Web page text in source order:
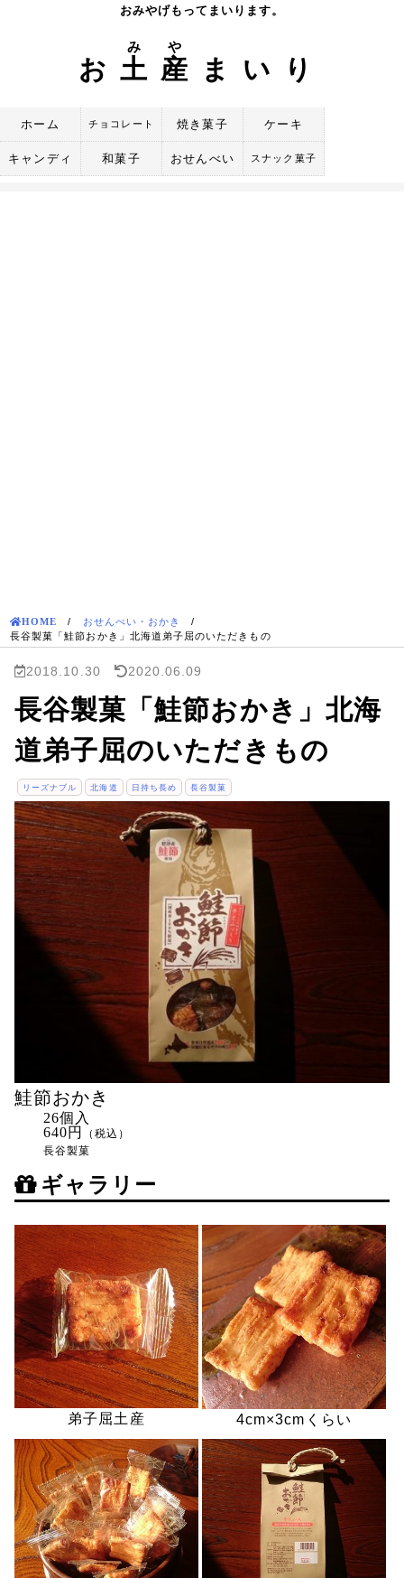
おみやげもってまいります。
お 土
み
産
や
まいり
ホーム チョコレート 焼き菓子 ケーキ
キャンディ 和菓子 おせんべい スナック菓子
HOME / おせんべい・おかき
/
長谷製菓「鮭節おかき」北海道弟子屈のいただきもの
2018.10.30 2020.06.09
長谷製菓「鮭節おかき」北海
道弟子屈のいただきもの
リーズナブル 北海道 日持ち長め 長谷製菓
鮭節おかき
26個入
640円
（税込）
長谷製菓
ギャラリー
弟子屈土産 4cm×3cmくらい